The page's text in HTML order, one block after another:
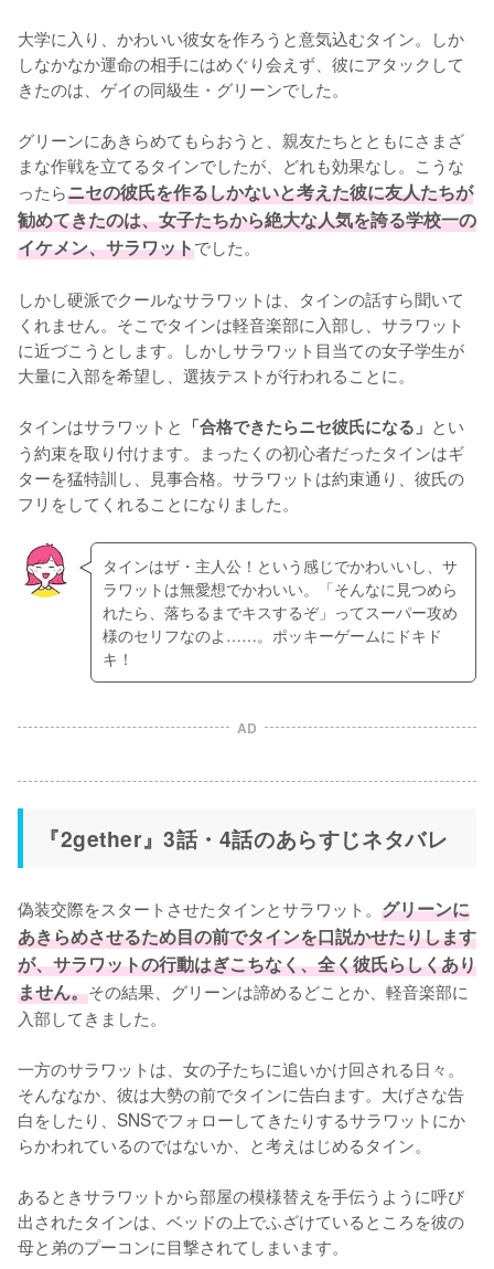
大学に入り、かわいい彼女を作ろうと意気込むタイン。しか
しなかなか運命の相手にはめぐり会えず、彼にアタックして
きたのは、ゲイの同級生・グリーンでした。
グリーンにあきらめてもらおうと、親友たちとともにさまざ
まな作戦を立てるタインでしたが、どれも効果なし。こうな
ったらニセの彼氏を作るしかないと考えた彼に友人たちが
勧めてきたのは、女子たちから絶大な人気を誇る学校一の
イケメン、サラワットでした。
しかし硬派でクールなサラワットは、タインの話すら聞いて
くれません。そこでタインは軽音楽部に入部し、サラワット
に近づこうとします。しかしサラワット目当ての女子学生が
大量に入部を希望し、選抜テストが行われることに。
タインはサラワットと 「合格できたらニセ彼氏になる」 とい
う約束を取り付けます。まったくの初心者だったタインはギ
ターを猛特訓し、見事合格。サラワットは約束通り、彼氏の
フリをしてくれることになりました。
タインはザ・主人公！という感じでかわいいし、サ
ラワットは無愛想でかわいい。「そんなに見つめら
れたら、落ちるまでキスするぞ」ってスーパー攻め
様のセリフなのよ……。ポッキーゲームにドキド
キ！
AD
『2gether』3話・4話のあらすじネタバレ
偽装交際をスタートさせたタインとサラワット。 グリーンに
あきらめさせるため目の前でタインを口説かせたりします
が、サラワットの行動はぎこちなく、全く彼氏らしくあり
ません。その結果、グリーンは諦めるどことか、軽音楽部に
入部してきました。
一方のサラワットは、女の子たちに追いかけ回される日々。
そんななか、彼は大勢の前でタインに告白ます。大げさな告
白をしたり、SNSでフォローしてきたりするサラワットにか
らかわれているのではないか、と考えはじめるタイン。
あるときサラワットから部屋の模様替えを手伝うように呼び
出されたタインは、ベッドの上でふざけているところを彼の
母と弟のプーコンに目撃されてしまいます。